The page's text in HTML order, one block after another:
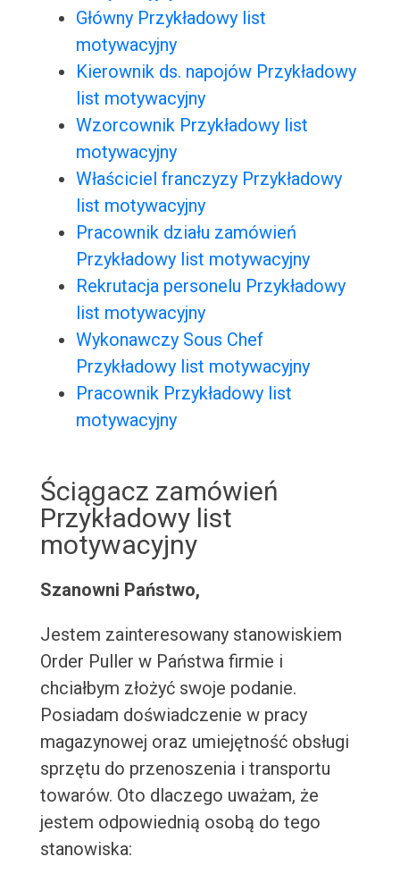
Główny Przykładowy list
motywacyjny
Kierownik ds. napojów Przykładowy
list motywacyjny
Wzorcownik Przykładowy list
motywacyjny
Właściciel franczyzy Przykładowy
list motywacyjny
Pracownik działu zamówień
Przykładowy list motywacyjny
Rekrutacja personelu Przykładowy
list motywacyjny
Wykonawczy Sous Chef
Przykładowy list motywacyjny
Pracownik Przykładowy list
motywacyjny
Ściągacz zamówień
Przykładowy list
motywacyjny
Szanowni Państwo,
Jestem zainteresowany stanowiskiem
Order Puller w Państwa firmie i
chciałbym złożyć swoje podanie.
Posiadam doświadczenie w pracy
magazynowej oraz umiejętność obsługi
sprzętu do przenoszenia i transportu
towarów. Oto dlaczego uważam, że
jestem odpowiednią osobą do tego
stanowiska: